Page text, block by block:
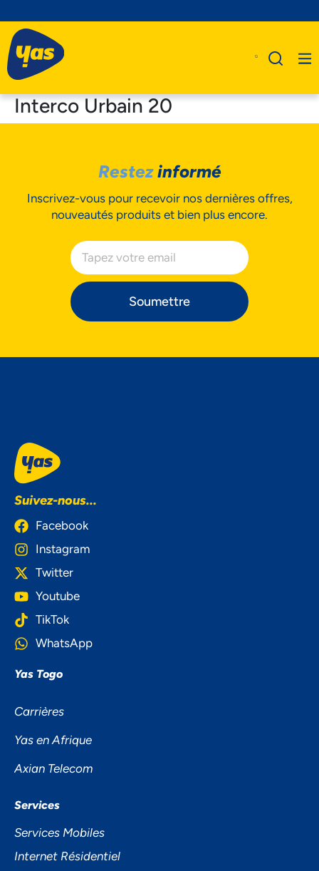
Business
Assistance
Interco Urbain 20
Restezinformé
Inscrivez-vous pour recevoir nos dernières offres,
nouveautés produits et bien plus encore.
Soumettre
Suivez-nous...
Facebook
Instagram
Twitter
Youtube
TikTok
WhatsApp
Yas Togo
Carrières
Yas en Afrique
Axian Telecom
Services
Services Mobiles
Internet Résidentiel
NOUS ACCORDONS DE
L'IMPORTANCE À VOTRE VIE
PRIVÉE